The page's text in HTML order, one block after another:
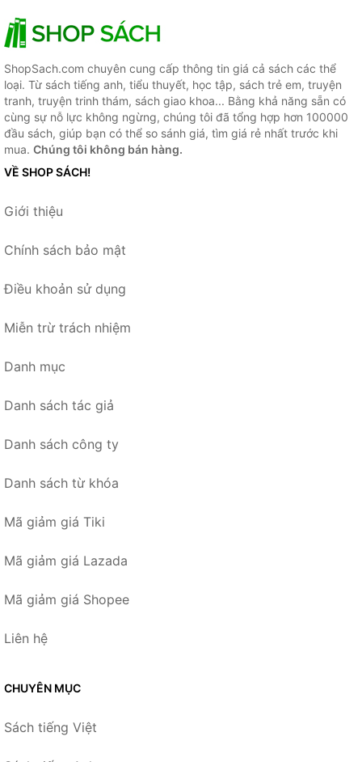
ShopSach.com chuyên cung cấp thông tin giá cả sách các thể
loại. Từ sách tiếng anh, tiểu thuyết, học tập, sách trẻ em, truyện
tranh, truyện trinh thám, sách giao khoa... Bằng khả năng sẵn có
cùng sự nỗ lực không ngừng, chúng tôi đã tổng hợp hơn 100000
đầu sách, giúp bạn có thể so sánh giá, tìm giá rẻ nhất trước khi
mua. Chúng tôi không bán hàng.
VỀ SHOP SÁCH!
Giới thiệu
Chính sách bảo mật
Điều khoản sử dụng
Miễn trừ trách nhiệm
Danh mục
Danh sách tác giả
Danh sách công ty
Danh sách từ khóa
Mã giảm giá Tiki
Mã giảm giá Lazada
Mã giảm giá Shopee
Liên hệ
CHUYÊN MỤC
Sách tiếng Việt